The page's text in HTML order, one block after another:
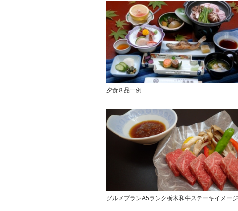
夕食８品一例
グルメプランA5ランク栃木和牛ステーキイメージ